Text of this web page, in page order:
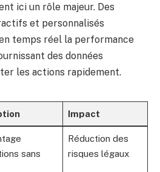
ici un rôle majeur. Des
et personnalisés
temps réel la performance
des données
les actions rapidement.
Impact
sans
Réduction des
risques légaux